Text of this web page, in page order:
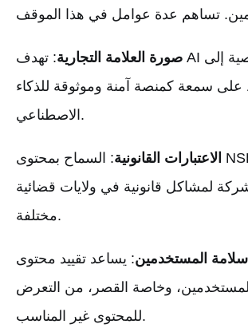
صورة العلامة التجارية: تهدف AI الشخصية إلى
على سمعة كمنصة آمنة وموثوقة للذكاء
الاصطناعي.
الاعتبارات القانونية: السماح بمحتوى NSFW قد
لمشاكل قانونية في ولايات قضائية
مختلفة.
سلامة المستخدمين: يساعد تقييد محتوى NSFW في
وخاصة القصر، من التعرض
للمحتوى غير المناسب.